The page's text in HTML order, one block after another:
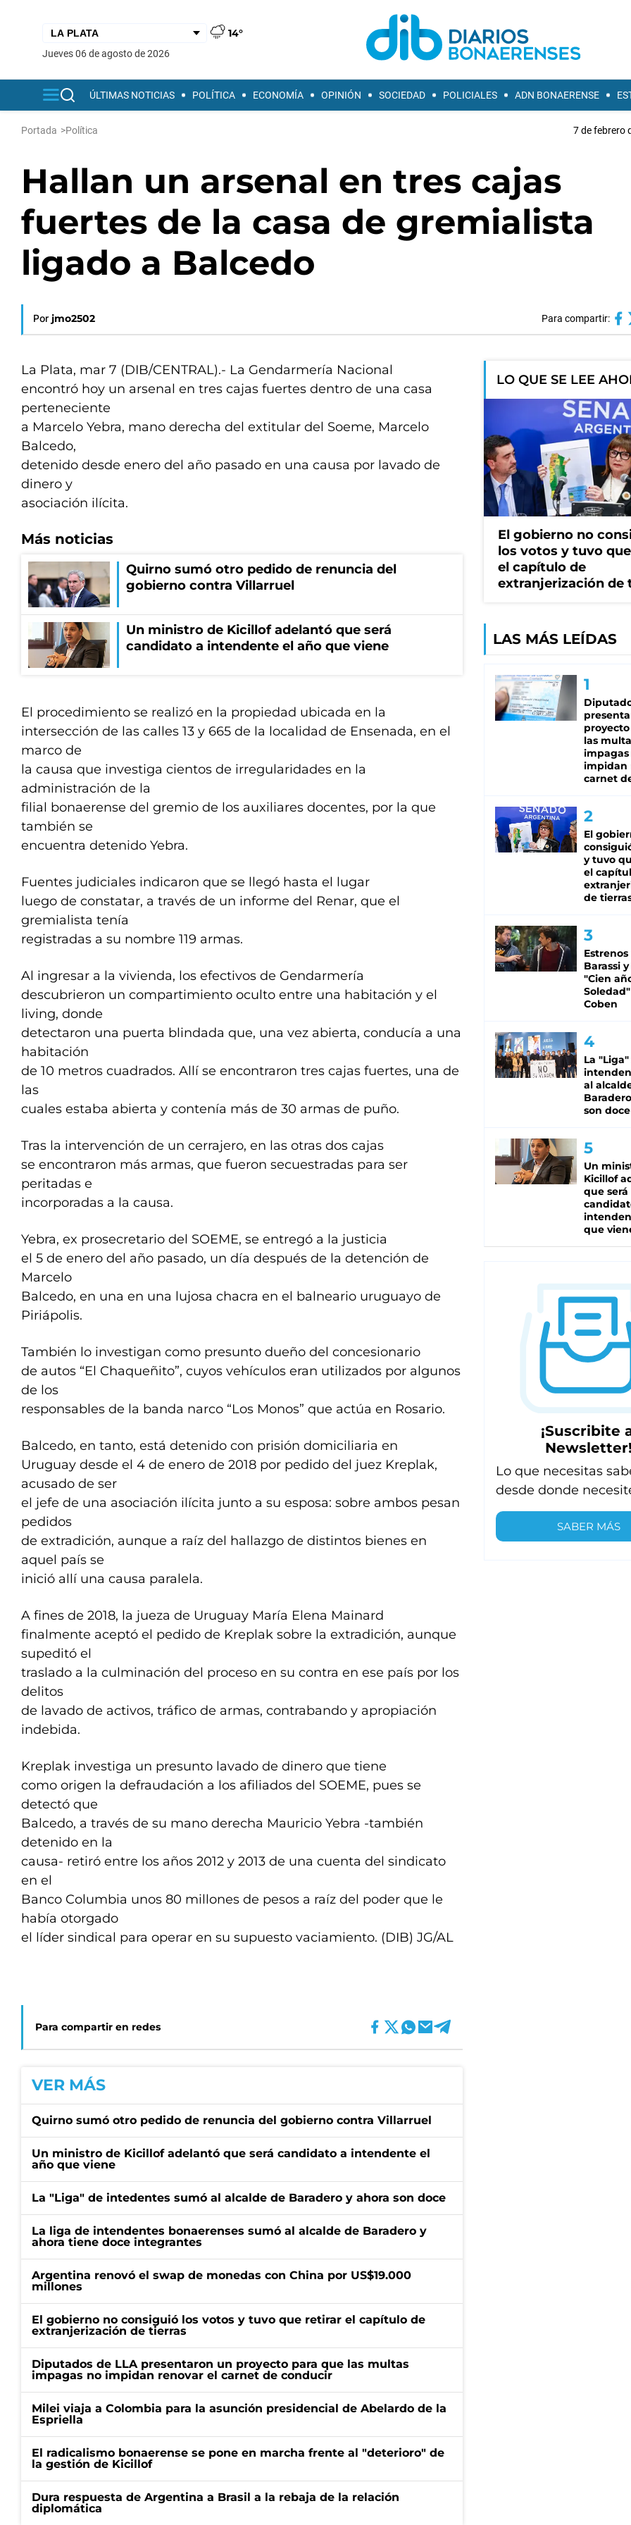
14°
jueves 06 de agosto de 2026
ÚLTIMAS NOTICIAS POLÍTICA ECONOMÍA OPINIÓN SOCIEDAD POLICIALES ADN BONAERENSE
Portada >Política 7 de febrero
Hallan un arsenal en tres cajas
fuertes de la casa de gremialista
ligado a Balcedo
Por jmo2502 Para compartir:
La Plata, mar 7 (DIB/CENTRAL).- La Gendarmería Nacional
encontró hoy un arsenal en tres cajas fuertes dentro de una casa
perteneciente
a Marcelo Yebra, mano derecha del extitular del Soeme, Marcelo
Balcedo,
detenido desde enero del año pasado en una causa por lavado de
dinero y
asociación ilícita.
Más noticias
Quirno sumó otro pedido de renuncia del
gobierno contra Villarruel
Un ministro de Kicillof adelantó que será
candidato a intendente el año que viene
El procedimiento se realizó en la propiedad ubicada en la
intersección de las calles 13 y 665 de la localidad de Ensenada, en el
marco de
la causa que investiga cientos de irregularidades en la
administración de la
filial bonaerense del gremio de los auxiliares docentes, por la que
también se
encuentra detenido Yebra.
Fuentes judiciales indicaron que se llegó hasta el lugar
luego de constatar, a través de un informe del Renar, que el
gremialista tenía
registradas a su nombre 119 armas.
Al ingresar a la vivienda, los efectivos de Gendarmería
descubrieron un compartimiento oculto entre una habitación y el
living, donde
detectaron una puerta blindada que, una vez abierta, conducía a una
habitación
de 10 metros cuadrados. Allí se encontraron tres cajas fuertes, una de
las
cuales estaba abierta y contenía más de 30 armas de puño.
Tras la intervención de un cerrajero, en las otras dos cajas
se encontraron más armas, que fueron secuestradas para ser
peritadas e
incorporadas a la causa.
Yebra, ex prosecretario del SOEME, se entregó a la justicia
el 5 de enero del año pasado, un día después de la detención de
Marcelo
Balcedo, en una en una lujosa chacra en el balneario uruguayo de
Piriápolis.
También lo investigan como presunto dueño del concesionario
de autos “El Chaqueñito”, cuyos vehículos eran utilizados por algunos
de los
responsables de la banda narco “Los Monos” que actúa en Rosario.
Balcedo, en tanto, está detenido con prisión domiciliaria en
Uruguay desde el 4 de enero de 2018 por pedido del juez Kreplak,
acusado de ser
el jefe de una asociación ilícita junto a su esposa: sobre ambos pesan
pedidos
de extradición, aunque a raíz del hallazgo de distintos bienes en
aquel país se
inició allí una causa paralela.
A fines de 2018, la jueza de Uruguay María Elena Mainard
finalmente aceptó el pedido de Kreplak sobre la extradición, aunque
supeditó el
traslado a la culminación del proceso en su contra en ese país por los
delitos
de lavado de activos, tráfico de armas, contrabando y apropiación
indebida.
Kreplak investiga un presunto lavado de dinero que tiene
como origen la defraudación a los afiliados del SOEME, pues se
detectó que
Balcedo, a través de su mano derecha Mauricio Yebra -también
detenido en la
causa- retiró entre los años 2012 y 2013 de una cuenta del sindicato
en el
Banco Columbia unos 80 millones de pesos a raíz del poder que le
había otorgado
el líder sindical para operar en su supuesto vaciamiento. (DIB) JG/AL
Para compartir en redes
VER MÁS
Quirno sumó otro pedido de renuncia del gobierno contra Villarruel
Un ministro de Kicillof adelantó que será candidato a intendente el
año que viene
La "Liga" de intedentes sumó al alcalde de Baradero y ahora son doce
La liga de intendentes bonaerenses sumó al alcalde de Baradero y
ahora tiene doce integrantes
Argentina renovó el swap de monedas con China por US$19.000
millones
El gobierno no consiguió los votos y tuvo que retirar el capítulo de
extranjerización de tierras
Diputados de LLA presentaron un proyecto para que las multas
impagas no impidan renovar el carnet de conducir
Milei viaja a Colombia para la asunción presidencial de Abelardo de la
Espriella
El radicalismo bonaerense se pone en marcha frente al "deterioro" de
la gestión de Kicillof
Dura respuesta de Argentina a Brasil a la rebaja de la relación
diplomática
LO QUE SE LEE
El gobierno no
los votos y tuvo
el capítulo de
extranjerización de
LAS MÁS LEÍDAS
las
impagas
impidan
carnet
El
y tuvo
el
de
Estrenos
Barassi
"Cien
Coben
La
al
son doce
Un
Kicillof
que será
que
¡Suscribite
Newsletter!
Lo que necesitas
desde donde
SABER MÁS